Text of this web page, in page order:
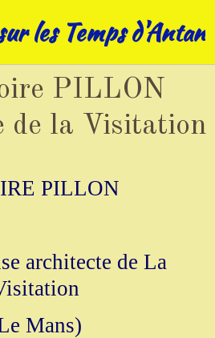
les Temps d'Antan
PILLON
de la Visitation
PILLON
architecte de La
Mans)